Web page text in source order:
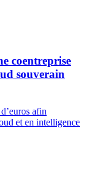
coentreprise
souverain
afin
et en intelligence